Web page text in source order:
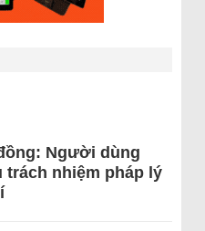
Người dùng
trách nhiệm pháp lý